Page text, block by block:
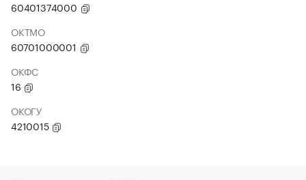
60401374000
ОКТМО
60701000001
ОКФС
16
ОКОГУ
4210015